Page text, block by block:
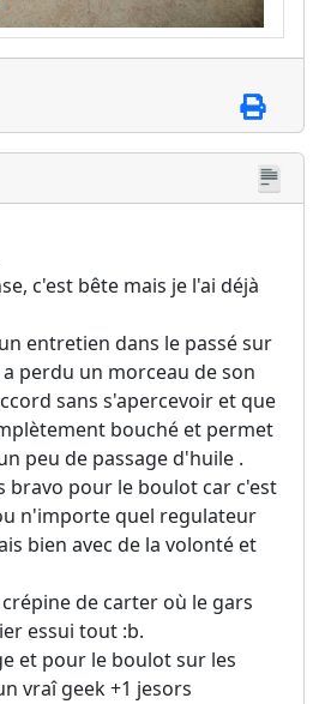
c'est bête mais je l'ai déjà
entretien dans le passé sur
perdu un morceau de son
sans s'apercevoir et que
bouché et permet
peu de passage d'huile .
bravo pour le boulot car c'est
n'importe quel regulateur
bien avec de la volonté et
crépine de carter où le gars
essui tout :b.
et pour le boulot sur les
vraî geek +1 jesors